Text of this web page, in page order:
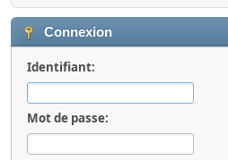
Connexion
Identifiant:
Mot de passe: